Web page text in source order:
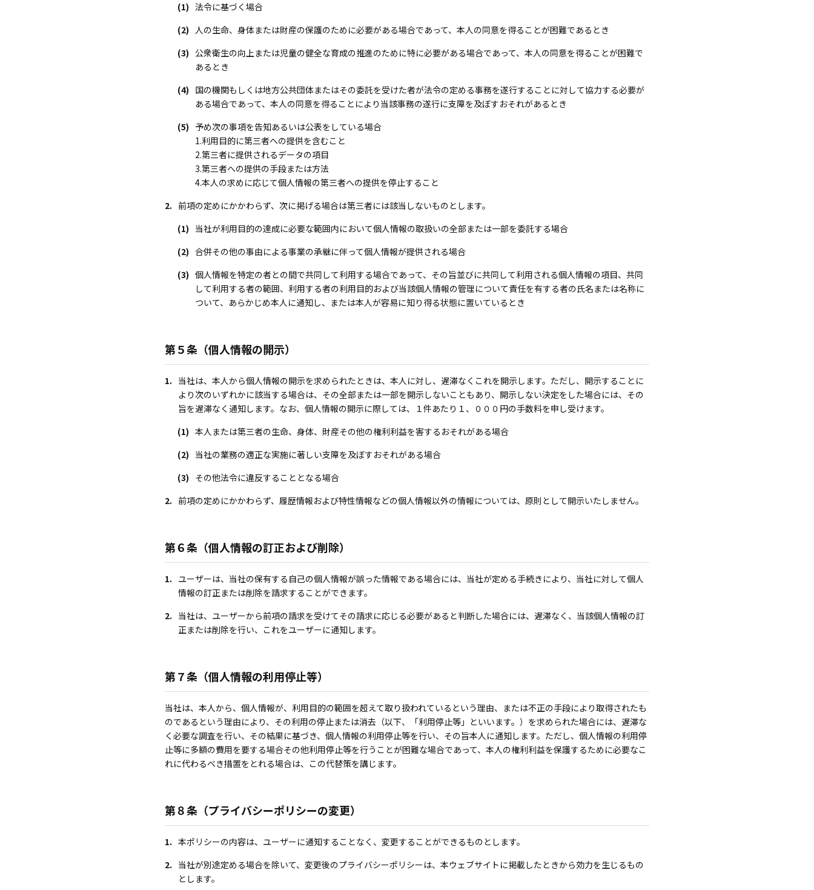
(1) 法令に基づく場合
(2) 人の生命、身体または財産の保護のために必要がある場合であって、本人の同意を得ることが困難であるとき
(3) 公衆衛生の向上または児童の健全な育成の推進のために特に必要がある場合であって、本人の同意を得ることが困難で
あるとき
(4) 国の機関もしくは地方公共団体またはその委託を受けた者が法令の定める事務を遂行することに対して協力する必要が
ある場合であって、本人の同意を得ることにより当該事務の遂行に支障を及ぼすおそれがあるとき
(5) 予め次の事項を告知あるいは公表をしている場合
1.利用目的に第三者への提供を含むこと
2.第三者に提供されるデータの項目
3.第三者への提供の手段または方法
4.本人の求めに応じて個人情報の第三者への提供を停止すること
2. 前項の定めにかかわらず、次に掲げる場合は第三者には該当しないものとします。
(1) 当社が利用目的の達成に必要な範囲内において個人情報の取扱いの全部または一部を委託する場合
(2) 合併その他の事由による事業の承継に伴って個人情報が提供される場合
(3) 個人情報を特定の者との間で共同して利用する場合であって、その旨並びに共同して利用される個人情報の項目、共同
して利用する者の範囲、利用する者の利用目的および当該個人情報の管理について責任を有する者の氏名または名称に
ついて、あらかじめ本人に通知し、または本人が容易に知り得る状態に置いているとき
第５条（個人情報の開示）
1. 当社は、本人から個人情報の開示を求められたときは、本人に対し、遅滞なくこれを開示します。ただし、開示することに
より次のいずれかに該当する場合は、その全部または一部を開示しないこともあり、開示しない決定をした場合には、その
旨を遅滞なく通知します。なお、個人情報の開示に際しては、１件あたり１、０００円の手数料を申し受けます。
(1) 本人または第三者の生命、身体、財産その他の権利利益を害するおそれがある場合
(2) 当社の業務の適正な実施に著しい支障を及ぼすおそれがある場合
(3) その他法令に違反することとなる場合
2. 前項の定めにかかわらず、履歴情報および特性情報などの個人情報以外の情報については、原則として開示いたしません。
第６条（個人情報の訂正および削除）
1. ユーザーは、当社の保有する自己の個人情報が誤った情報である場合には、当社が定める手続きにより、当社に対して個人
情報の訂正または削除を請求することができます。
2. 当社は、ユーザーから前項の請求を受けてその請求に応じる必要があると判断した場合には、遅滞なく、当該個人情報の訂
正または削除を行い、これをユーザーに通知します。
第７条（個人情報の利用停止等）
当社は、本人から、個人情報が、利用目的の範囲を超えて取り扱われているという理由、または不正の手段により取得されたも
のであるという理由により、その利用の停止または消去（以下、「利用停止等」といいます。）を求められた場合には、遅滞な
く必要な調査を行い、その結果に基づき、個人情報の利用停止等を行い、その旨本人に通知します。ただし、個人情報の利用停
止等に多額の費用を要する場合その他利用停止等を行うことが困難な場合であって、本人の権利利益を保護するために必要なこ
れに代わるべき措置をとれる場合は、この代替策を講じます。
第８条（プライバシーポリシーの変更）
1. 本ポリシーの内容は、ユーザーに通知することなく、変更することができるものとします。
2. 当社が別途定める場合を除いて、変更後のプライバシーポリシーは、本ウェブサイトに掲載したときから効力を生じるもの
とします。